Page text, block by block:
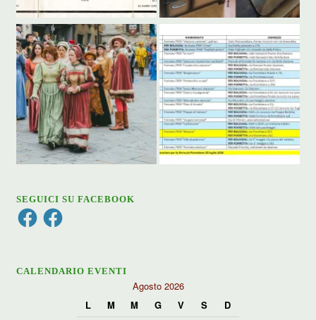
SEGUICI SU FACEBOOK
FacebookFacebook
CALENDARIO EVENTI
Agosto 2026
L
M M G V S
D